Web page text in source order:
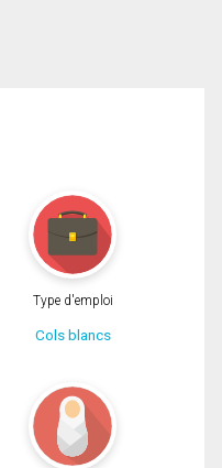
Type d'emploi
Cols blancs